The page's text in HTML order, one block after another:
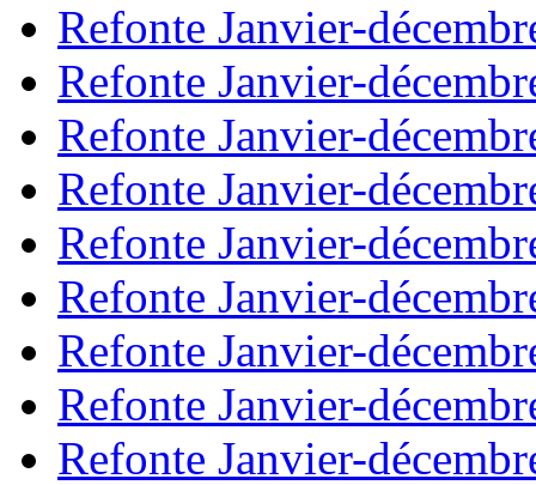
Refonte Janvier-
Refonte Janvier-
Refonte Janvier-
Refonte Janvier-
Refonte Janvier-
Refonte Janvier-
Refonte Janvier-
Refonte Janvier-
Refonte Janvier-